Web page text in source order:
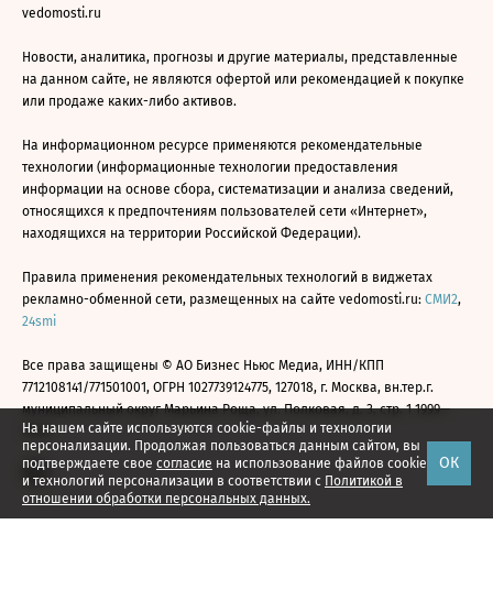
На нашем сайте используются cookie-файлы и технологии
персонализации. Продолжая пользоваться данным сайтом, вы
подтверждаете свое согласие на использование файлов cookie
и технологий персонализации в соответствии с Политикой в
отношении обработки персональных данных.
ОК
vedomosti.ru
Новости, аналитика, прогнозы и другие материалы, представленные
на данном сайте, не являются офертой или рекомендацией к покупке
или продаже каких-либо активов.
На информационном ресурсе применяются рекомендательные
технологии (информационные технологии предоставления
информации на основе сбора, систематизации и анализа сведений,
относящихся к предпочтениям пользователей сети «Интернет»,
находящихся на территории Российской Федерации).
Правила применения рекомендательных технологий в виджетах
рекламно-обменной сети, размещенных на сайте vedomosti.ru: СМИ2,
24smi
Все права защищены © АО Бизнес Ньюс Медиа, ИНН/КПП
7712108141/771501001, ОГРН 1027739124775, 127018, г. Москва, вн.тер.г.
муниципальный округ Марьина Роща, ул. Полковая, д. 3, стр. 1 1999—
2026